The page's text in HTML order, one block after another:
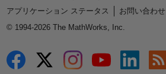
アプリケーション ステータス
お問い合わせ
© 1994-2026 The MathWorks, Inc.